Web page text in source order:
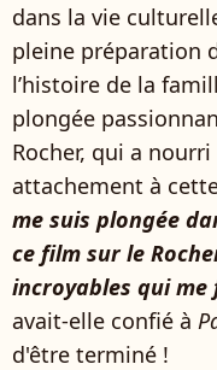
dans la vie
pleine préparation
l’histoire de la
plongée
Rocher, qui a
attachement à
me suis plongée
ce film sur le
incroyables qui
avait-elle confié à
d'être terminé !